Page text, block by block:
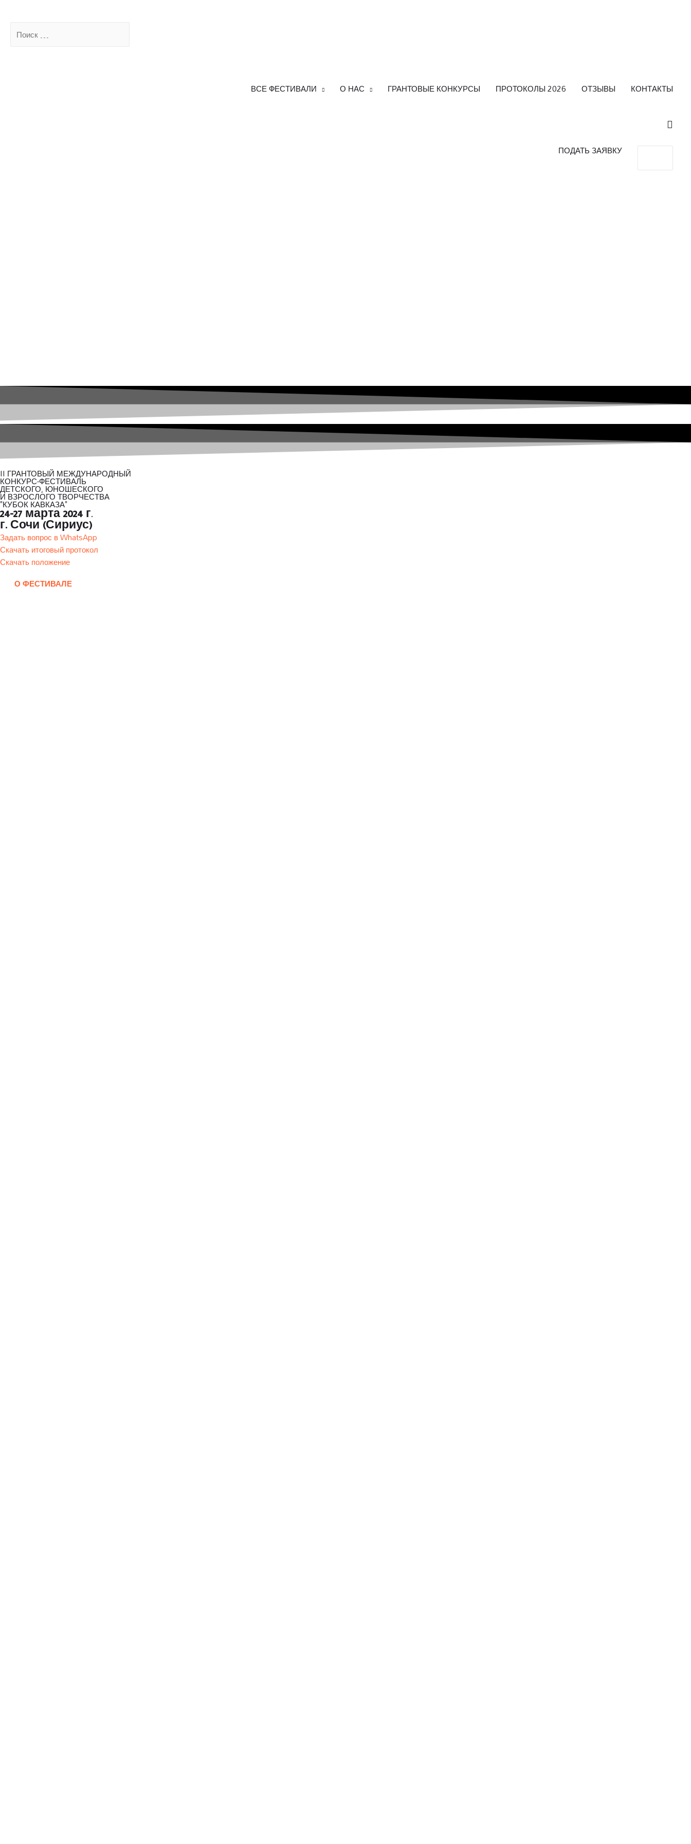
Поиск
ВСЕ ФЕСТИВАЛИ О НАС ГРАНТОВЫЕ КОНКУРСЫ ПРОТОКОЛЫ 2026 ОТЗЫВЫ КОНТАКТЫ
ПОДАТЬ ЗАЯВКУ
for:
II ГРАНТОВЫЙ МЕЖДУНАРОДНЫЙ
КОНКУРС-ФЕСТИВАЛЬ
ДЕТСКОГО, ЮНОШЕСКОГО
И ВЗРОСЛОГО ТВОРЧЕСТВА
"КУБОК КАВКАЗА"
24-27 марта 2024 г.
г. Сочи (Сириус)
Задать вопрос в WhatsApp
Скачать итоговый протокол
Скачать положение
О ФЕСТИВАЛЕ